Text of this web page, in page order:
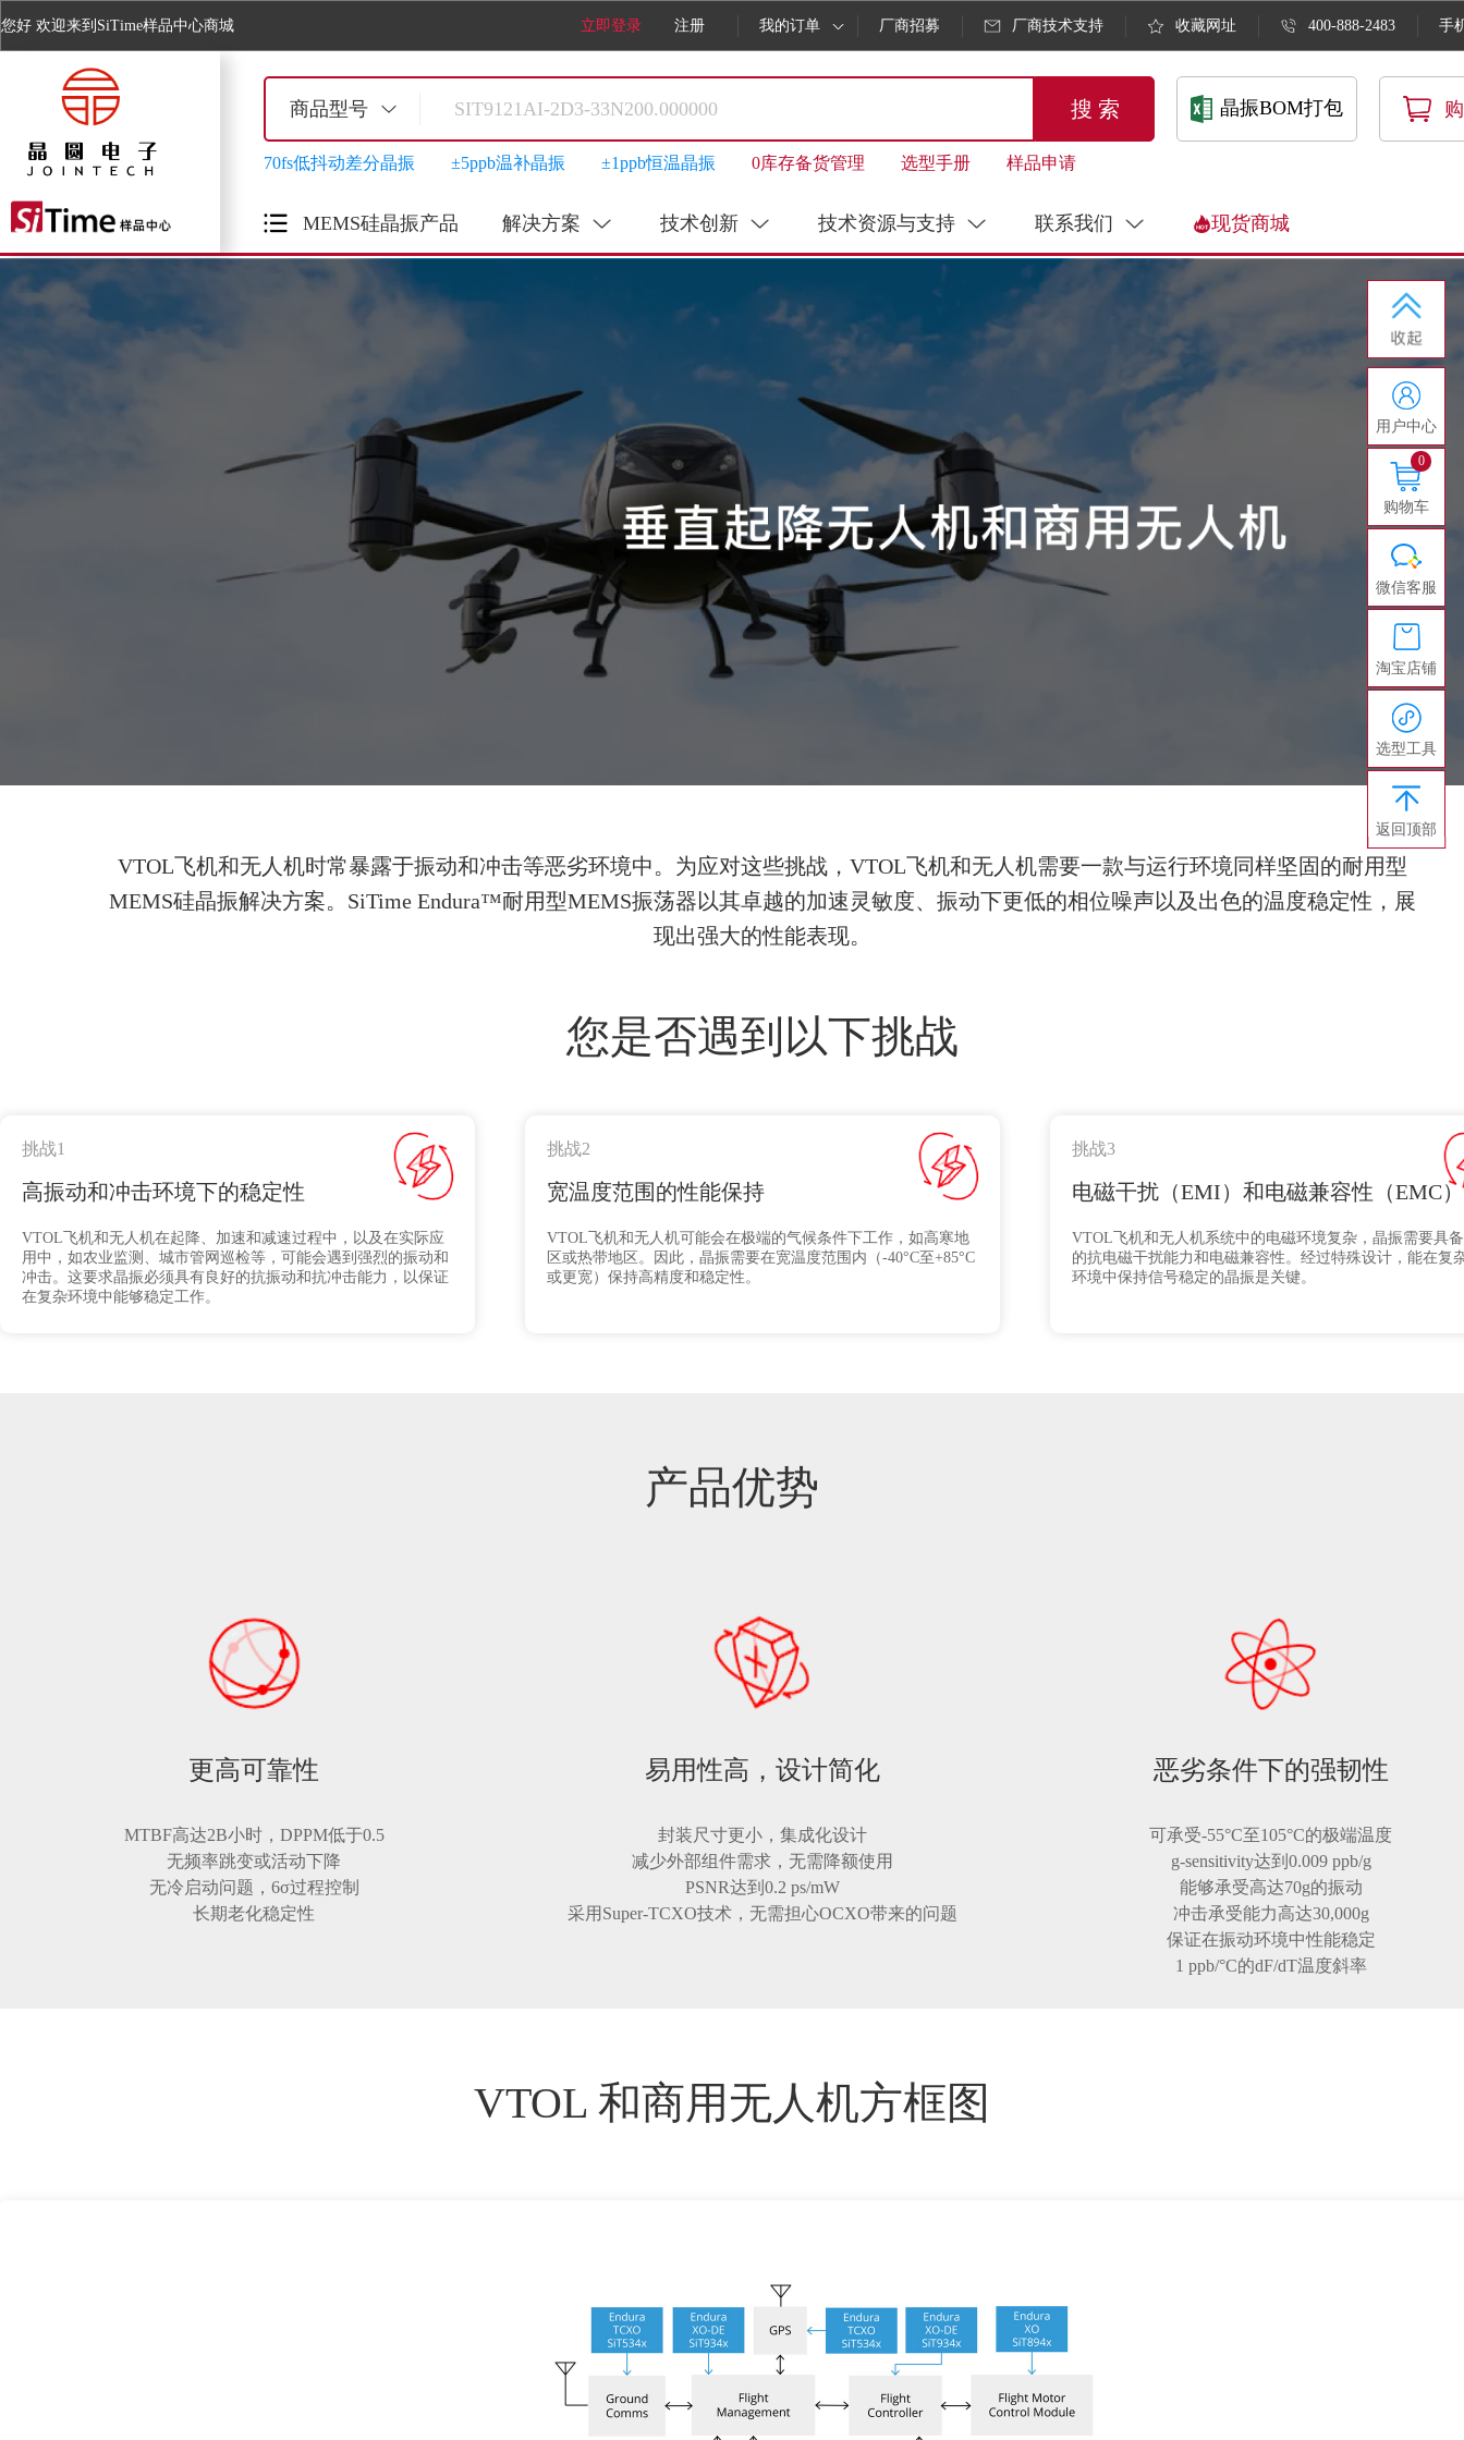
您好 欢迎来到SiTime样品中心商城 立即登录 注册 我的订单 厂商招募 厂商技术支持 收藏网址 400-888-2483 手
商品型号 搜 索 晶振BOM打包
70fs低抖动差分晶振 ±5ppb温补晶振 ±1ppb恒温晶振 0库存备货管理 选型手册 样品申请
MEMS硅晶振产品 解决方案 技术创新 技术资源与支持 联系我们 现货商城
VTOL飞机和无人机时常暴露于振动和冲击等恶劣环境中。为应对这些挑战，VTOL飞机和无人机需要一款与运行环境同样坚固的耐用型
MEMS硅晶振解决方案。SiTime Endura™耐用型MEMS振荡器以其卓越的加速灵敏度、振动下更低的相位噪声以及出色的温度稳定性，展
现出强大的性能表现。
您是否遇到以下挑战
挑战1
高振动和冲击环境下的稳定性
VTOL飞机和无人机在起降、加速和减速过程中，以及在实际应
用中，如农业监测、城市管网巡检等，可能会遇到强烈的振动和
冲击。这要求晶振必须具有良好的抗振动和抗冲击能力，以保证
在复杂环境中能够稳定工作。
挑战2
宽温度范围的性能保持
VTOL飞机和无人机可能会在极端的气候条件下工作，如高寒地
区或热带地区。因此，晶振需要在宽温度范围内（-40°C至+85°C
或更宽）保持高精度和稳定性。
挑战3
电磁干扰（EMI）和电磁兼容性（EMC）
VTOL飞机和无人机系统中的电磁环境复杂，晶振需要具
的抗电磁干扰能力和电磁兼容性。经过特殊设计，能在复
环境中保持信号稳定的晶振是关键。
产品优势
更高可靠性
MTBF高达2B小时，DPPM低于0.5
无频率跳变或活动下降
无冷启动问题，6σ过程控制
长期老化稳定性
易用性高，设计简化
封装尺寸更小，集成化设计
减少外部组件需求，无需降额使用
PSNR达到0.2 ps/mW
采用Super-TCXO技术，无需担心OCXO带来的问题
恶劣条件下的强韧性
可承受-55°C至105°C的极端温度
g-sensitivity达到0.009 ppb/g
能够承受高达70g的振动
冲击承受能力高达30,000g
保证在振动环境中性能稳定
1 ppb/°C的dF/dT温度斜率
VTOL 和商用无人机方框图
用户中心
0
购物车
微信客服
淘宝店铺
选型工具
返回顶部